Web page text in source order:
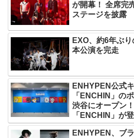
が開幕！ 全席完
ステージを披露
EXO、約6年ぶ
本公演を完走
ENHYPEN公式
「ENCHIN」の
渋谷にオープン
「ENCHIN」が
ENHYPEN、ブ